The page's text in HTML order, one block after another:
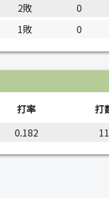
2敗 0
1敗 0
打率 打
0.182 11